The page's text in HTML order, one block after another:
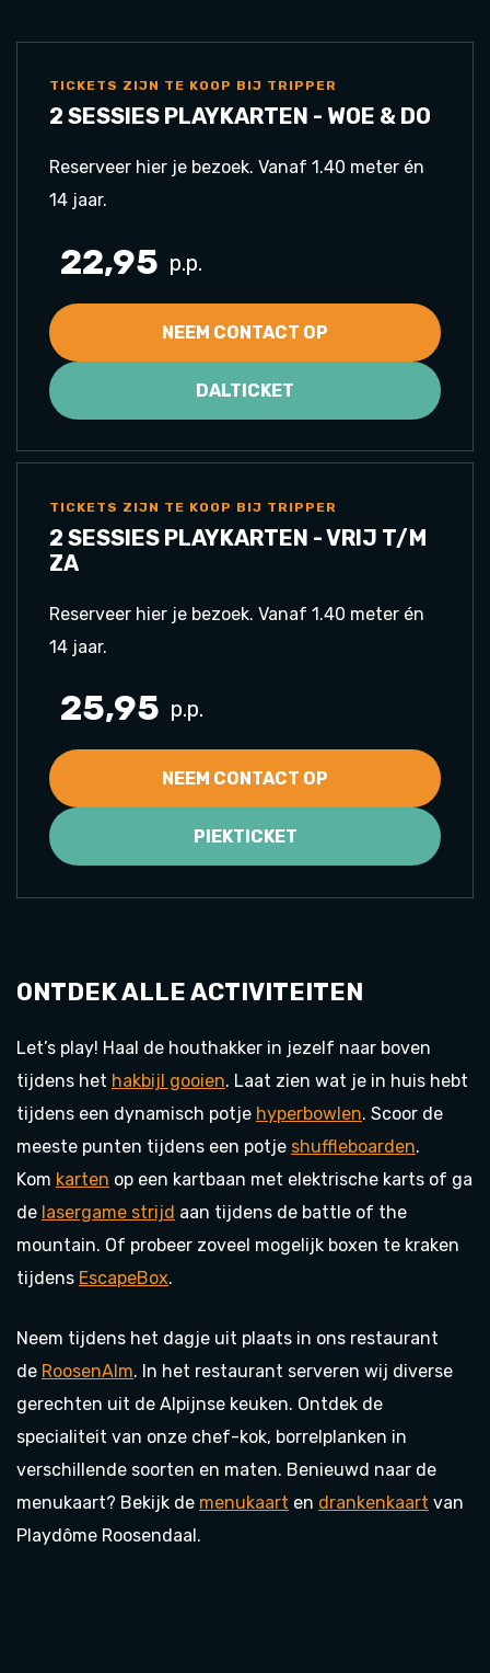
TICKETS ZIJN TE KOOP BIJ TRIPPER
2 SESSIES PLAYKARTEN - WOE & DO
Reserveer hier je bezoek. Vanaf 1.40 meter én
14 jaar.
22,95 p.p.
NEEM CONTACT OP
DALTICKET
TICKETS ZIJN TE KOOP BIJ TRIPPER
2 SESSIES PLAYKARTEN - VRIJ T/M
ZA
Reserveer hier je bezoek. Vanaf 1.40 meter én
14 jaar.
25,95 p.p.
NEEM CONTACT OP
PIEKTICKET
ONTDEK ALLE ACTIVITEITEN
Let’s play! Haal de houthakker in jezelf naar boven
tijdens het hakbijl gooien. Laat zien wat je in huis hebt
tijdens een dynamisch potje hyperbowlen. Scoor de
meeste punten tijdens een potje shuffleboarden.
Kom karten op een kartbaan met elektrische karts of ga
de lasergame strijd aan tijdens de battle of the
mountain. Of probeer zoveel mogelijk boxen te kraken
tijdens EscapeBox.
Neem tijdens het dagje uit plaats in ons restaurant
de RoosenAlm. In het restaurant serveren wij diverse
gerechten uit de Alpijnse keuken. Ontdek de
specialiteit van onze chef-kok, borrelplanken in
verschillende soorten en maten. Benieuwd naar de
menukaart? Bekijk de menukaart en drankenkaart van
Playdôme Roosendaal.